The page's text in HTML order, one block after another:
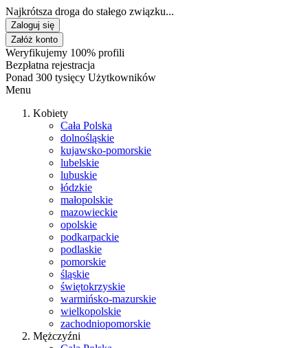
Najkrótsza droga do stałego związku...
Zaloguj się
Załóż konto
Weryfikujemy 100% profili
Bezpłatna rejestracja
Ponad 300 tysięcy Użytkowników
Menu
Kobiety
Cała Polska
dolnośląskie
kujawsko-pomorskie
lubelskie
lubuskie
łódzkie
małopolskie
mazowieckie
opolskie
podkarpackie
podlaskie
pomorskie
śląskie
świętokrzyskie
warmińsko-mazurskie
wielkopolskie
zachodniopomorskie
Mężczyźni